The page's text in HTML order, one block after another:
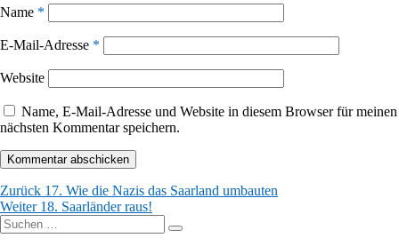
Name *
E-Mail-Adresse *
Website
Name, E-Mail-Adresse und Website in diesem Browser für meinen
nächsten Kommentar speichern.
Beitragsnavigation
Zurück Vorheriger
Beitrag:
17. Wie die Nazis das Saarland umbauten
Weiter Nächster
Beitrag:
18. Saarländer raus!
Suchen
nach:
Suchen